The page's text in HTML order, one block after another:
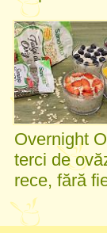
Overnight
terci de
rece, fără